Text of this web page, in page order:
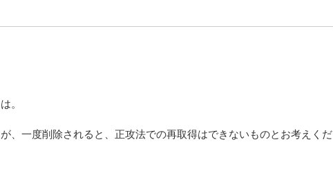
。
、一度削除されると、正攻法での再取得はできないものとお考えくだ